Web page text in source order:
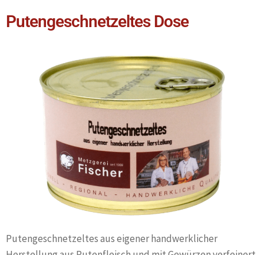
Putengeschnetzeltes Dose
Putengeschnetzeltes aus eigener handwerklicher